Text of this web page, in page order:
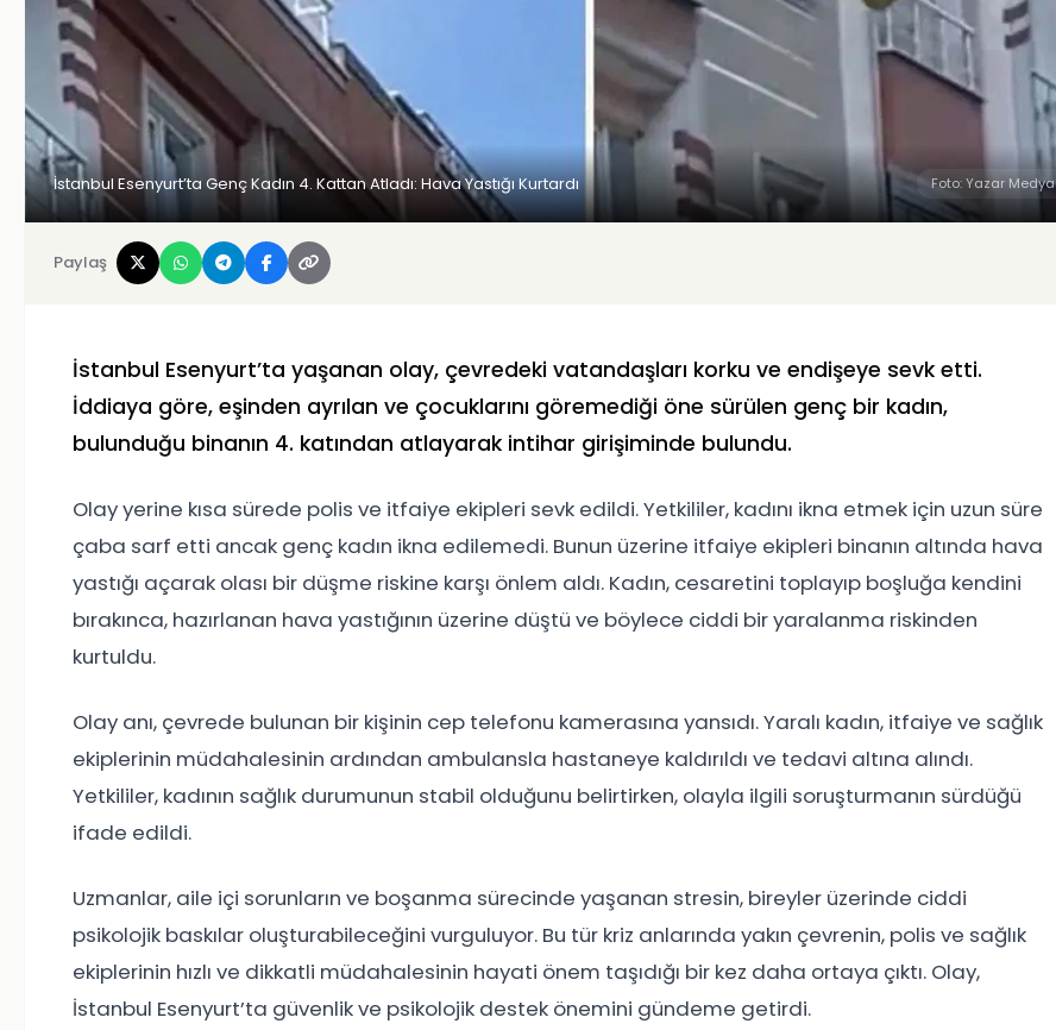
İstanbul Esenyurt’ta Genç Kadın 4. Kattan Atladı: Hava Yastığı Kurtardı Foto: Yazar Medya
Paylaş
İstanbul Esenyurt’ta yaşanan olay, çevredeki vatandaşları korku ve endişeye sevk etti.
İddiaya göre, eşinden ayrılan ve çocuklarını göremediği öne sürülen genç bir kadın,
bulunduğu binanın 4. katından atlayarak intihar girişiminde bulundu.
Olay yerine kısa sürede polis ve itfaiye ekipleri sevk edildi. Yetkililer, kadını ikna etmek için uzun süre
çaba sarf etti ancak genç kadın ikna edilemedi. Bunun üzerine itfaiye ekipleri binanın altında hava
yastığı açarak olası bir düşme riskine karşı önlem aldı. Kadın, cesaretini toplayıp boşluğa kendini
bırakınca, hazırlanan hava yastığının üzerine düştü ve böylece ciddi bir yaralanma riskinden
kurtuldu.
Olay anı, çevrede bulunan bir kişinin cep telefonu kamerasına yansıdı. Yaralı kadın, itfaiye ve sağlık
ekiplerinin müdahalesinin ardından ambulansla hastaneye kaldırıldı ve tedavi altına alındı.
Yetkililer, kadının sağlık durumunun stabil olduğunu belirtirken, olayla ilgili soruşturmanın sürdüğü
ifade edildi.
Uzmanlar, aile içi sorunların ve boşanma sürecinde yaşanan stresin, bireyler üzerinde ciddi
psikolojik baskılar oluşturabileceğini vurguluyor. Bu tür kriz anlarında yakın çevrenin, polis ve sağlık
ekiplerinin hızlı ve dikkatli müdahalesinin hayati önem taşıdığı bir kez daha ortaya çıktı. Olay,
İstanbul Esenyurt’ta güvenlik ve psikolojik destek önemini gündeme getirdi.